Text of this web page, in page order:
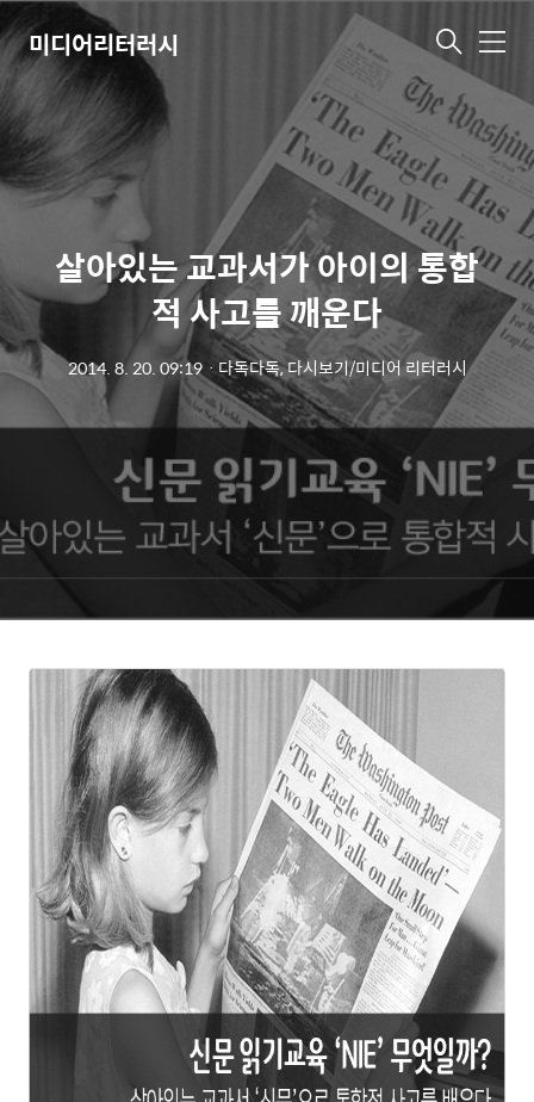
미디어리터러시 메
살아있는 교과서가 아이의 통합
적 사고를 깨운다
2014. 8. 20. 09:19ㆍ다독다독, 다시보기/미디어 리터러시